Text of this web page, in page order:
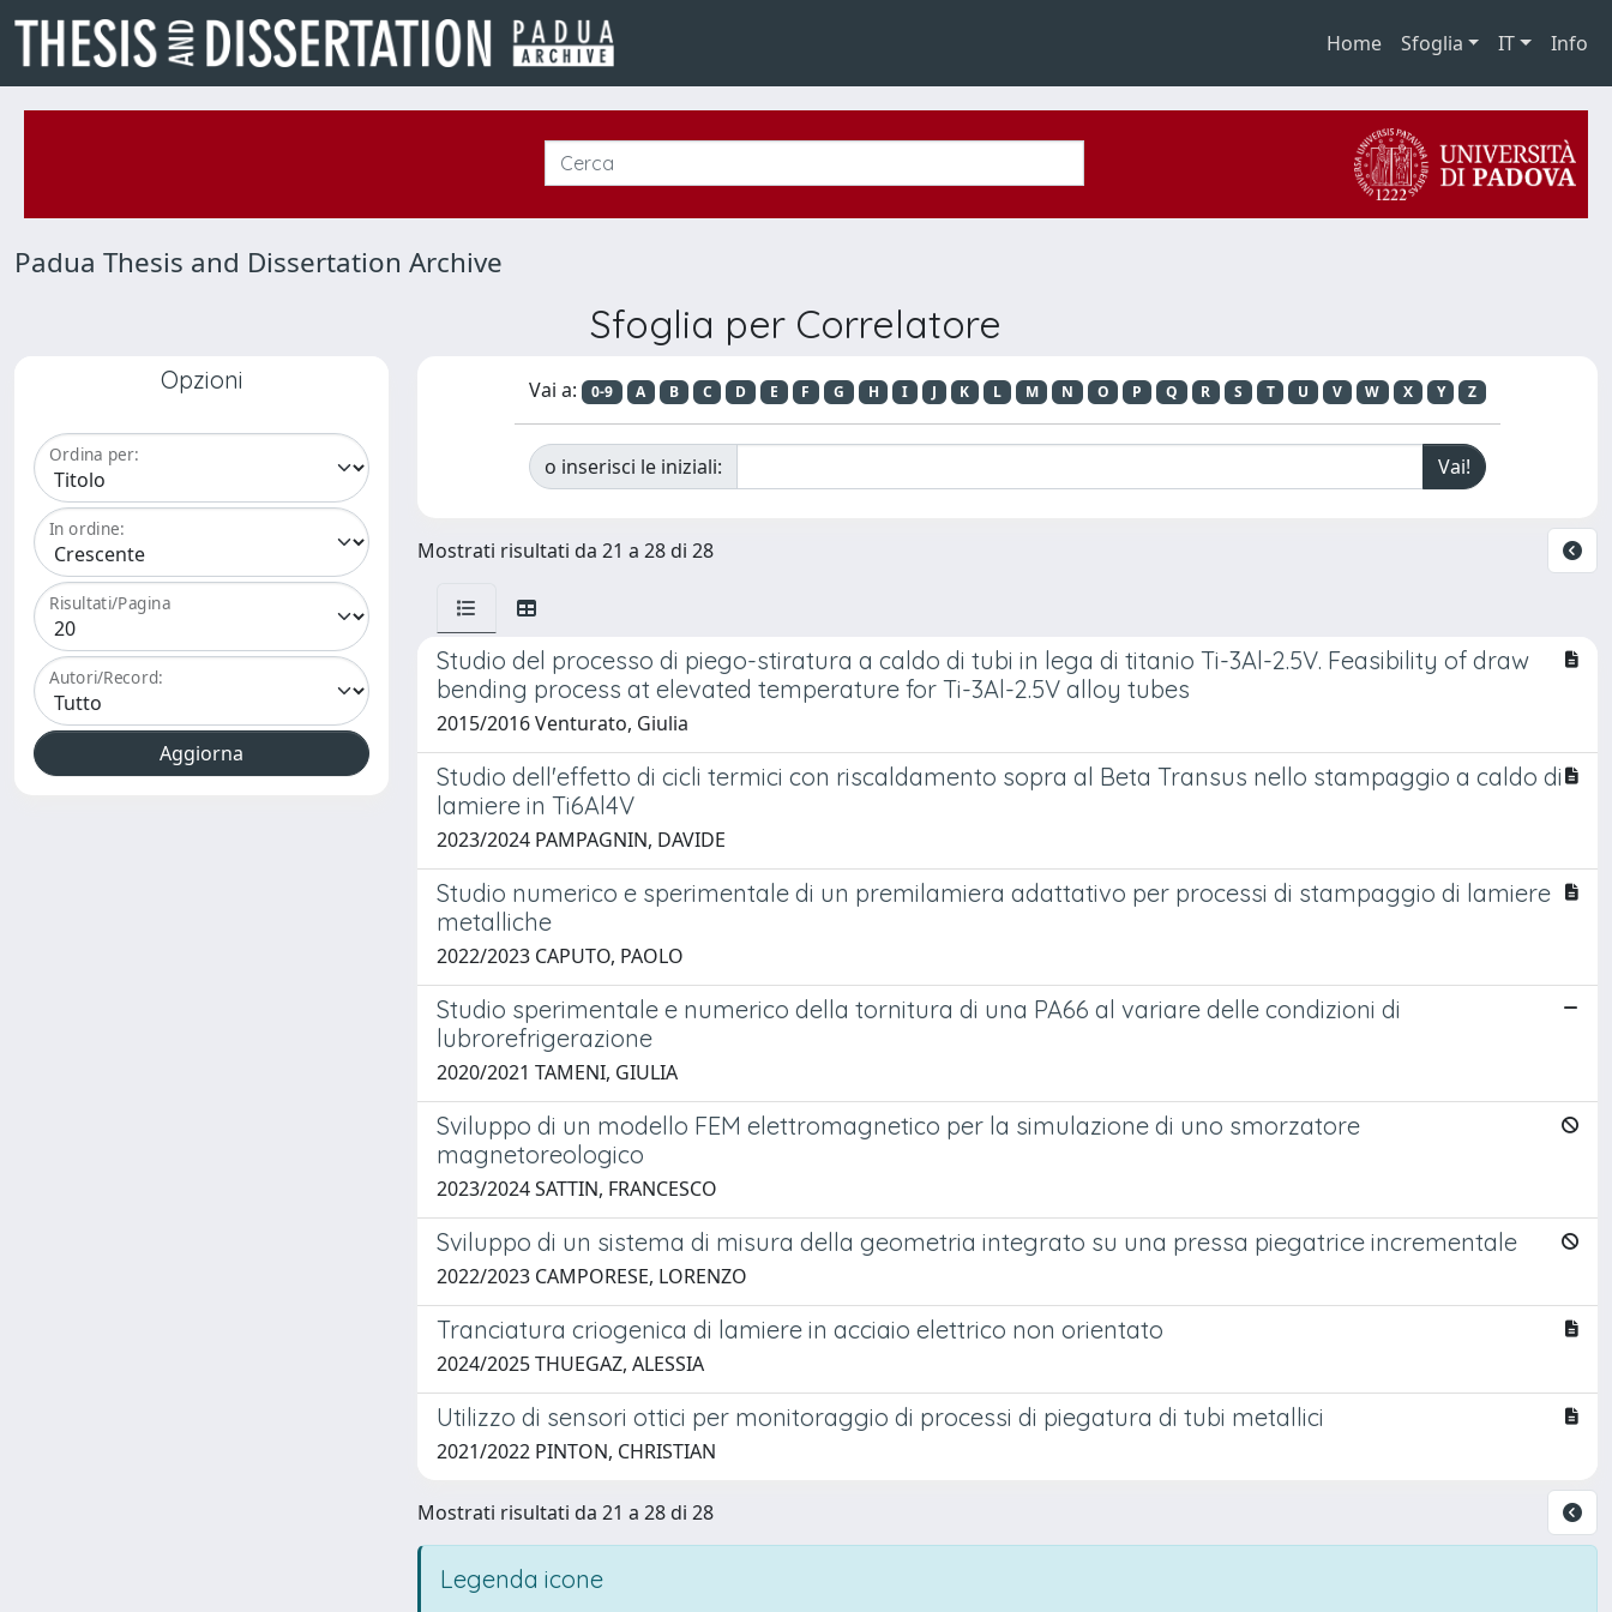
Home Sfoglia IT Info
Padua Thesis and Dissertation Archive
Sfoglia per Correlatore
Opzioni
Ordina per:
In ordine:
Risultati/Pagina
Autori/Record:
Vai a: 0-9 A B C D E F G H I J K L M N O P Q R S T U V W X Y Z
o inserisci le iniziali:
Mostrati risultati da 21 a 28 di 28
Studio del processo di piego-stiratura a caldo di tubi in lega di titanio Ti-3Al-2.5V. Feasibility of draw
bending process at elevated temperature for Ti-3Al-2.5V alloy tubes
2015/2016 Venturato, Giulia
Studio dell'effetto di cicli termici con riscaldamento sopra al Beta Transus nello stampaggio a caldo di
lamiere in Ti6Al4V
2023/2024 PAMPAGNIN, DAVIDE
Studio numerico e sperimentale di un premilamiera adattativo per processi di stampaggio di lamiere
metalliche
2022/2023 CAPUTO, PAOLO
Studio sperimentale e numerico della tornitura di una PA66 al variare delle condizioni di
lubrorefrigerazione
2020/2021 TAMENI, GIULIA
Sviluppo di un modello FEM elettromagnetico per la simulazione di uno smorzatore
magnetoreologico
2023/2024 SATTIN, FRANCESCO
Sviluppo di un sistema di misura della geometria integrato su una pressa piegatrice incrementale
2022/2023 CAMPORESE, LORENZO
Tranciatura criogenica di lamiere in acciaio elettrico non orientato
2024/2025 THUEGAZ, ALESSIA
Utilizzo di sensori ottici per monitoraggio di processi di piegatura di tubi metallici
2021/2022 PINTON, CHRISTIAN
Mostrati risultati da 21 a 28 di 28
Legenda icone